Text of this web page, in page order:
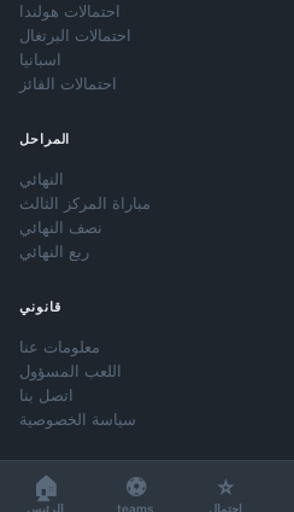
احتمالات هولندا
احتمالات البرتغال
اسبانيا
احتمالات الفائز
المراحل
النهائي
مباراة المركز الثالث
نصف النهائي
ربع النهائي
قانوني
معلومات عنا
اللعب المسؤول
اتصل بنا
سياسة الخصوصية
تتضمن الرهانات مخاطر. يرجى اللعب بمسؤولية. +18
🏠
الرئيس
⚽
teams
⭐
احتمال